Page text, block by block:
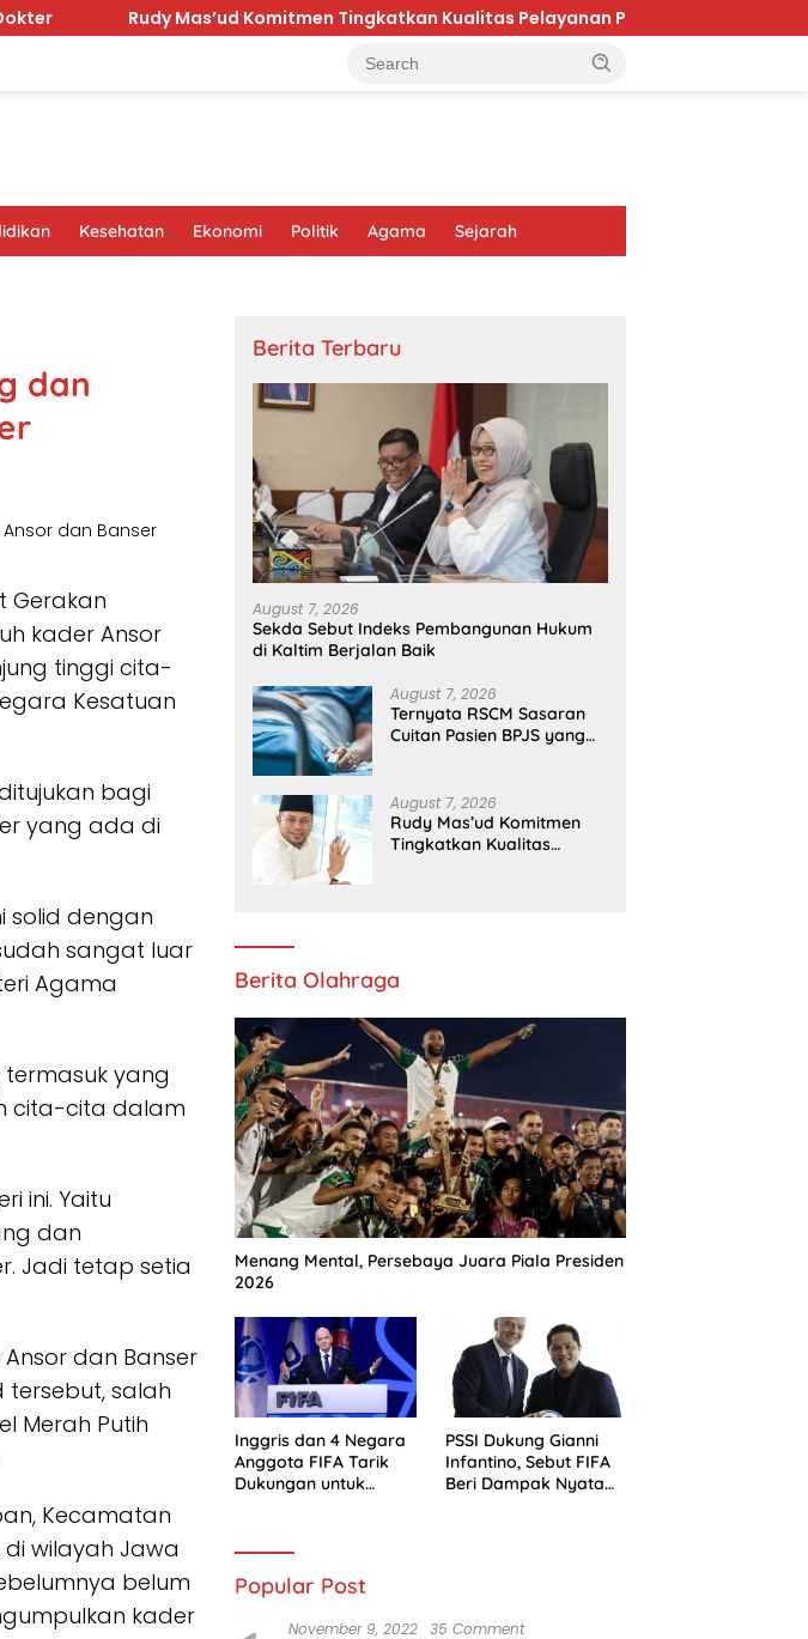
Rudy Mas’ud Komitmen Tingkatkan Kualitas Pelayanan Publik di Kaltim
Kesehatan Ekonomi Politik Agama Sejarah
dan
Gerakan
kader Ansor
tinggi cita-
Kesatuan
bagi
yang ada di
solid dengan
sangat luar
Agama
yang
cita-cita dalam
ini. Yaitu
dan
Jadi tetap setia
dan Banser
salah
Merah Putih
Kecamatan
wilayah Jawa
belum
kader
Berita Terbaru
August 7, 2026
Sekda Sebut Indeks Pembangunan Hukum
di Kaltim Berjalan Baik
August 7, 2026
Ternyata RSCM Sasaran
Cuitan Pasien BPJS yang
August 7, 2026
Rudy Mas’ud Komitmen
Tingkatkan Kualitas
Berita Olahraga
Menang Mental, Persebaya Juara Piala Presiden
2026
Inggris dan 4 Negara
Anggota FIFA Tarik
Dukungan untuk
PSSI Dukung Gianni
Infantino, Sebut FIFA
Beri Dampak Nyata
Popular Post
November 9, 2022 35 Comment